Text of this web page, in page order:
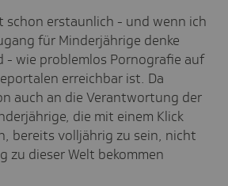
schon erstaunlich - und wenn ich
für Minderjährige denke
- wie problemlos Pornografie auf
erreichbar ist. Da
auch an die Verantwortung der
die mit einem Klick
bereits volljährig zu sein, nicht
zu dieser Welt bekommen